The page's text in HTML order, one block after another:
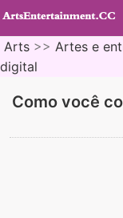
Arts >> Artes e
digital
Como você